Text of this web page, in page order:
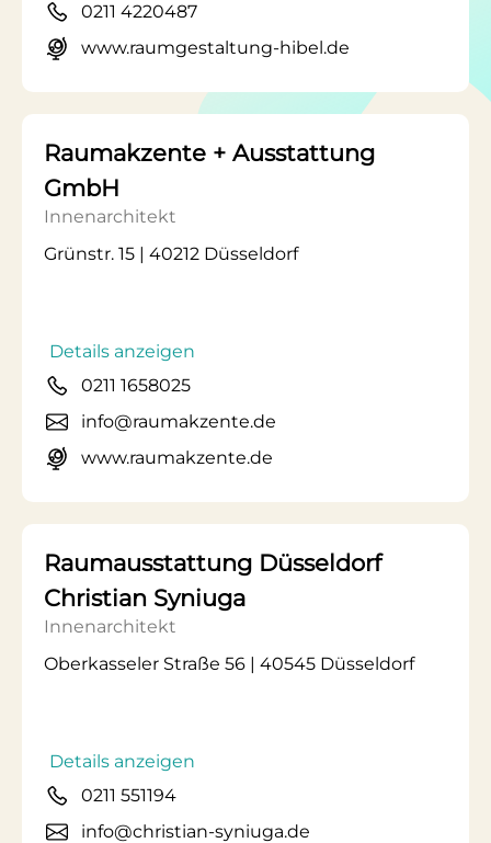
0211 4220487
www.raumgestaltung-hibel.de
Raumakzente + Ausstattung
GmbH
Innenarchitekt
Grünstr. 15 | 40212 Düsseldorf
Details anzeigen
0211 1658025
info@raumakzente.de
www.raumakzente.de
Raumausstattung Düsseldorf
Christian Syniuga
Innenarchitekt
Oberkasseler Straße 56 | 40545 Düsseldorf
Details anzeigen
0211 551194
info@christian-syniuga.de